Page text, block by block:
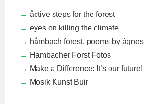
åctive steps for the forest
eyes on killing the climate
håmbach forest, poems by
Hambacher Forst Fotos
Make a Difference: It’s our future!
Mosik Kunst Buir